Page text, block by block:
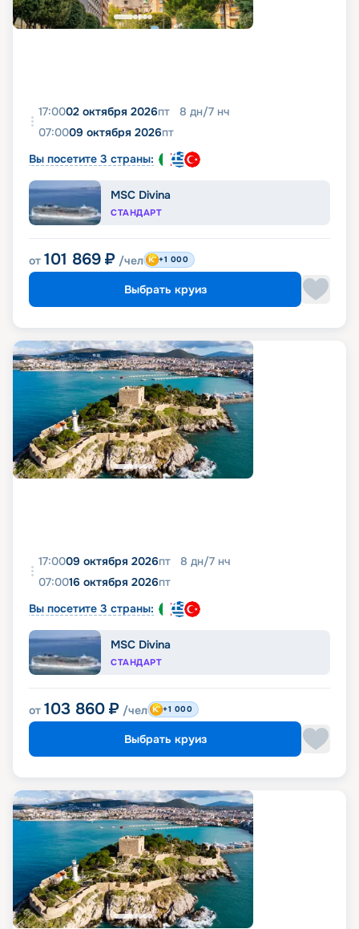
17:0002 октября 2026пт 8 дн/7 нч
07:0009 октября 2026пт
Вы посетите 3 страны:
MSC Divina
СТАНДАРТ
от 101 869 ₽ /чел +1 000
Выбрать круиз
17:0009 октября 2026пт 8 дн/7 нч
07:0016 октября 2026пт
Вы посетите 3 страны:
MSC Divina
СТАНДАРТ
от 103 860 ₽ /чел +1 000
Выбрать круиз